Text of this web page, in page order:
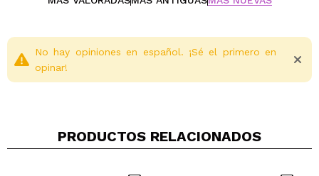
No hay opiniones en español. ¡Sé el primero en
opinar!
PRODUCTOS RELACIONADOS